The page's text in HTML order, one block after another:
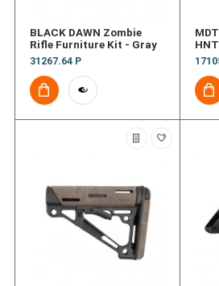
BLACK DAWN Zombie
Rifle Furniture Kit - Gray
31267.64 Р